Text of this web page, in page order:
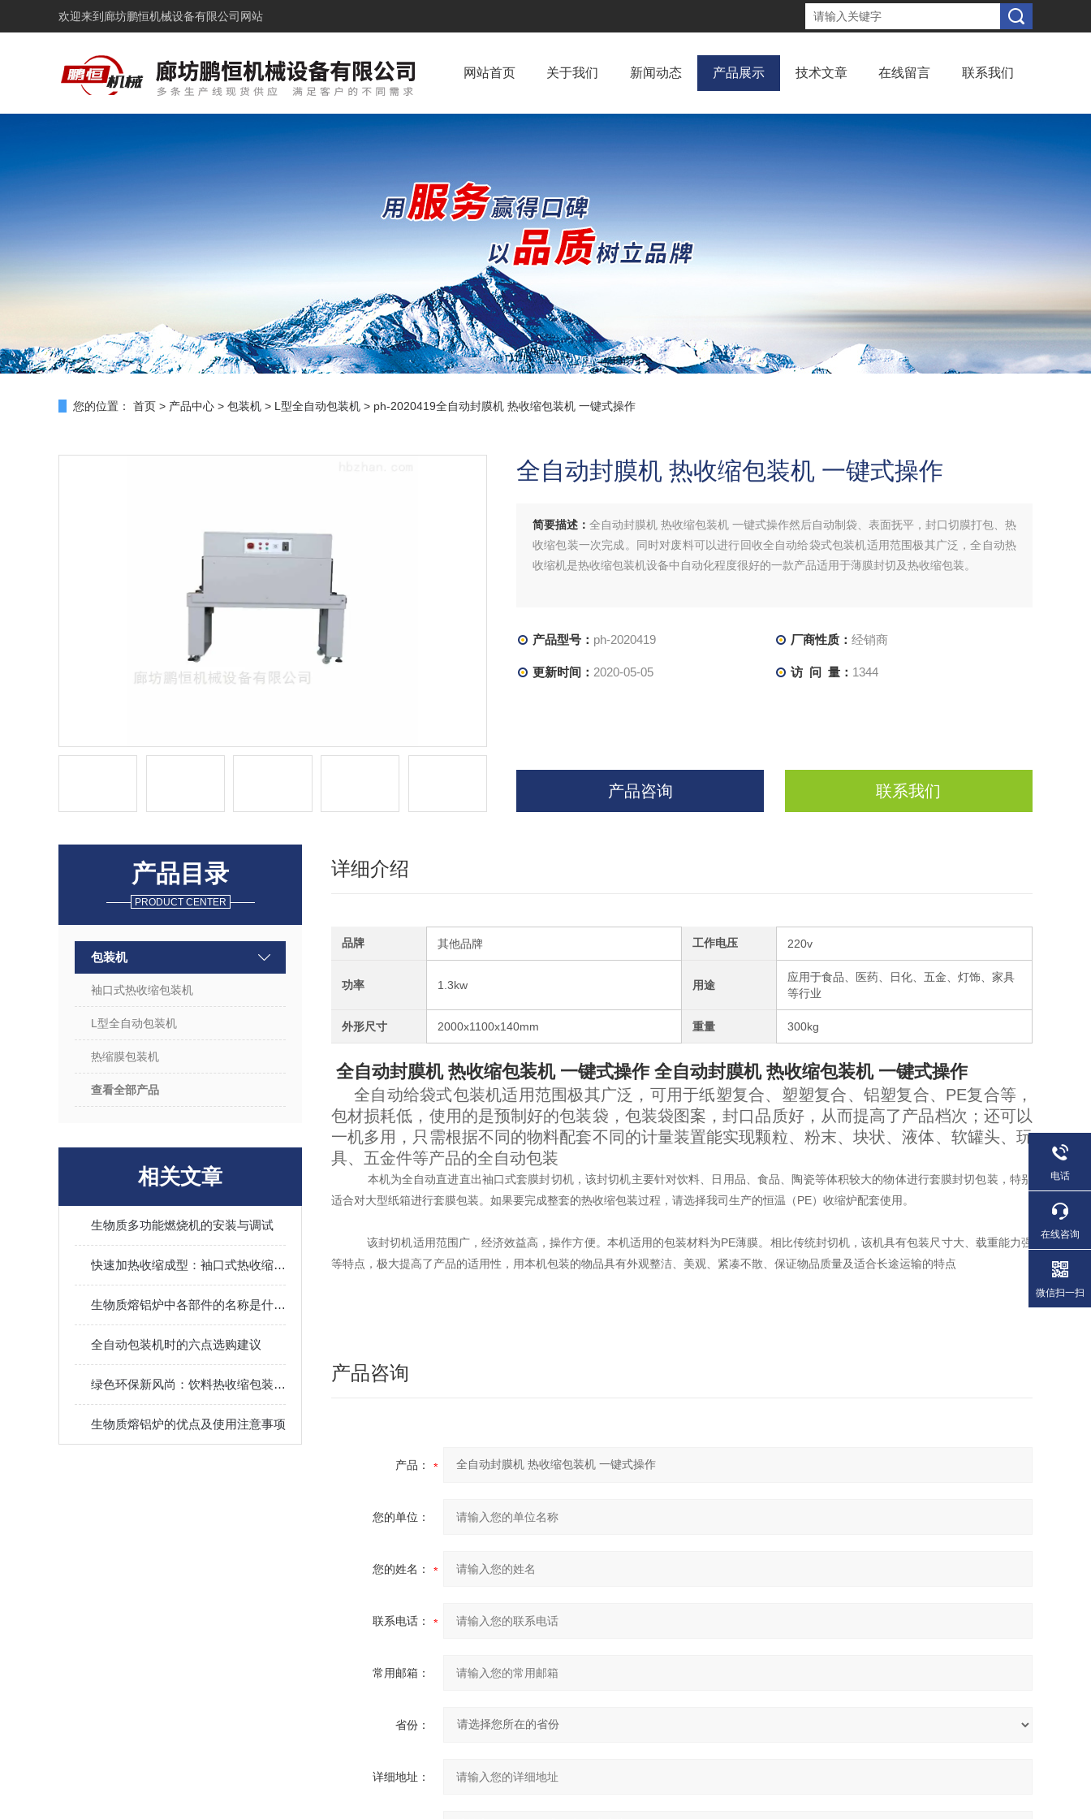
欢迎来到 廊坊鹏恒机械设备有限公司网站
网站首页 关于我们 新闻动态 产品展示 技术文章 在线留言 联系我们
您的位置： 首页 > 产品中心 > 包装机 > L型全自动包装机 > ph-2020419全自动封膜机 热收缩包装机 一键式操作
全自动封膜机 热收缩包装机 一键式操作
简要描述： 全自动封膜机 热收缩包装机 一键式操作然后自动制袋、表面抚平，封口切膜打包、热
收缩包装一次完成。同时对废料可以进行回收全自动给袋式包装机适用范围极其广泛，全自动热
收缩机是热收缩包装机设备中自动化程度很好的一款产品适用于薄膜封切及热收缩包装。
产品型号： ph-2020419 厂商性质： 经销商
更新时间： 2020-05-05 访 问 量： 1344
产品咨询 联系我们
产品目录
PRODUCT CENTER
包装机
袖口式热收缩包装机
L型全自动包装机
热缩膜包装机
查看全部产品
相关文章
生物质多功能燃烧机的安装与调试
快速加热收缩成型：袖口式热收缩包装机提升包装效率省时间
生物质熔铝炉中各部件的名称是什么？
全自动包装机时的六点选购建议
绿色环保新风尚：饮料热收缩包装机的环保之路
生物质熔铝炉的优点及使用注意事项
详细介绍
品牌 其他品牌 工作电压 220v
功率 1.3kw 用途
应用于食品、医药、日化、五金、灯饰、家具
等行业
外形尺寸 2000x1100x140mm 重量 300kg
全自动封膜机 热收缩包装机 一键式操作 全自动封膜机 热收缩包装机 一键式操作
全自动给袋式包装机适用范围极其广泛，可用于纸塑复合、塑塑复合、铝塑复合、PE复合等，
包材损耗低，使用的是预制好的包装袋，包装袋图案，封口品质好，从而提高了产品档次；还可以
一机多用，只需根据不同的物料配套不同的计量装置能实现颗粒、粉末、块状、液体、软罐头、玩
具、五金件等产品的全自动包装
本机为全自动直进直出袖口式套膜封切机，该封切机主要针对饮料、日用品、食品、陶瓷等体积较大的物体进行套膜封切包装，特别
适合对大型纸箱进行套膜包装。如果要完成整套的热收缩包装过程，请选择我司生产的恒温（PE）收缩炉配套使用。
该封切机适用范围广，经济效益高，操作方便。本机适用的包装材料为PE薄膜。相比传统封切机，该机具有包装尺寸大、载重能力强
等特点，极大提高了产品的适用性，用本机包装的物品具有外观整洁、美观、紧凑不散、保证物品质量及适合长途运输的特点
产品咨询
产品：
您的单位：
您的姓名：
联系电话：
常用邮箱：
省份：
详细地址：
电话
在线咨询
微信扫一扫